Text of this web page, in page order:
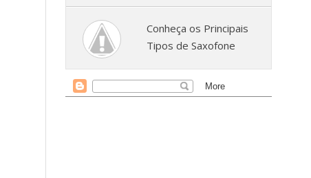
Conheça os Principais
Tipos de Saxofone